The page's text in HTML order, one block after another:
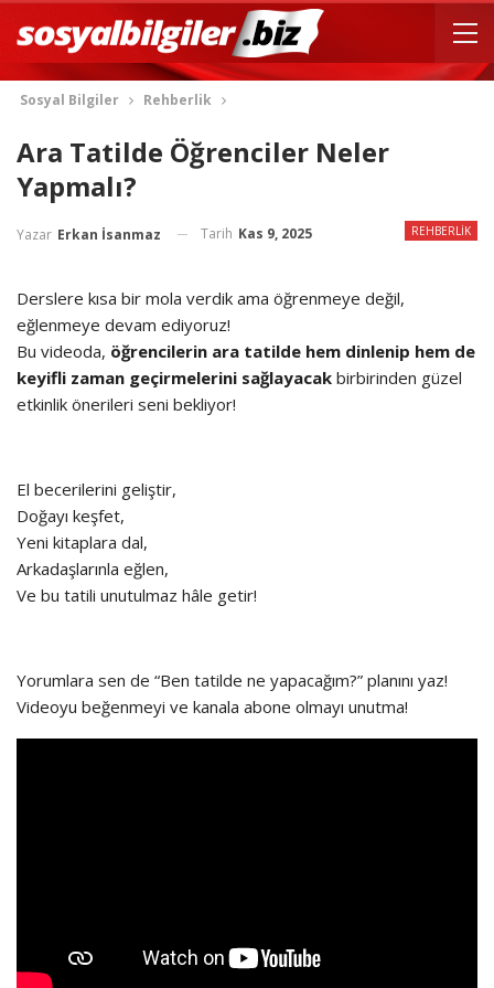
Sosyal Bilgiler Rehberlik
Ara Tatilde Öğrenciler Neler
Yapmalı?
REHBERLIK
Yazar Erkan İsanmaz Tarih Kas 9, 2025
Derslere kısa bir mola verdik ama öğrenmeye değil,
eğlenmeye devam ediyoruz!
Bu videoda, öğrencilerin ara tatilde hem dinlenip hem de
keyifli zaman geçirmelerini sağlayacak birbirinden güzel
etkinlik önerileri seni bekliyor!
El becerilerini geliştir,
Doğayı keşfet,
Yeni kitaplara dal,
Arkadaşlarınla eğlen,
Ve bu tatili unutulmaz hâle getir!
Yorumlara sen de “Ben tatilde ne yapacağım?” planını yaz!
Videoyu beğenmeyi ve kanala abone olmayı unutma!